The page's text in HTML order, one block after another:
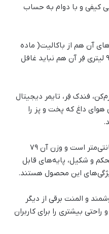
کیفی و با دوام به حساب
آن هم از باکالیت( ماده
گرما دیده) است البته از گنجایش ۹۰ لیتری فِر آن هم نباید غافل
فندک فِر، تایمر دیجیتال
داغ که پخت و پز را
ابعاد این اجاق گاز 900x650x940 سانتی‌متر است و وزن آن 79
و شکیل، پایه‌های قابل
این محصول هستند.
و المنت برقی از دیگر
بیشتری را برای کاربران